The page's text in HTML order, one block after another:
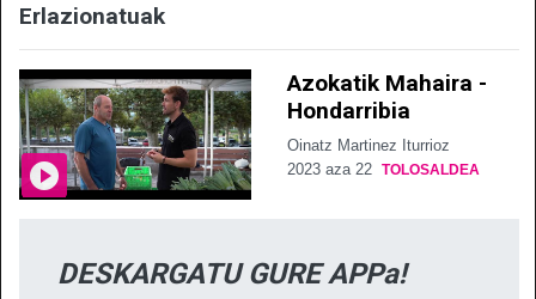
Erlazionatuak
Azokatik Mahaira -
Hondarribia
Oinatz Martinez Iturrioz
2023 aza 22 TOLOSALDEA
DESKARGATU GURE APPa!